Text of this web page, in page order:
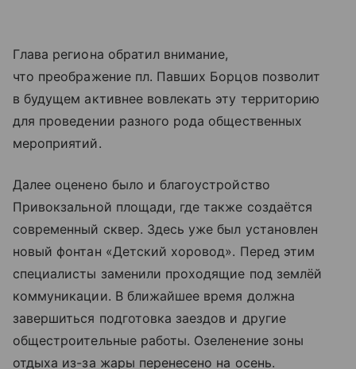
Глава региона обратил внимание,
что преображение пл. Павших Борцов позволит
в будущем активнее вовлекать эту территорию
для проведении разного рода общественных
мероприятий.
Далее оценено было и благоустройство
Привокзальной площади, где также создаётся
современный сквер. Здесь уже был установлен
новый фонтан «Детский хоровод». Перед этим
специалисты заменили проходящие под землёй
коммуникации. В ближайшее время должна
завершиться подготовка заездов и другие
общестроительные работы. Озеленение зоны
отдыха из-за жары перенесено на осень.